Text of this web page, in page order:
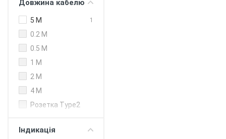
240 кВт (DC)
250 кВт (DC)
300 кВт
Довжина кабелю
5 M 1
0.2 M
0.5 M
1 M
2 M
4 M
Розетка Type2
Індикація